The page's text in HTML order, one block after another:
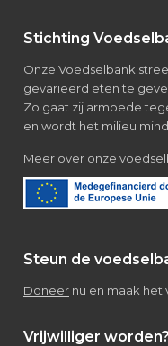
Footer
Stichting
Onze Voedselbank
gevarieerd eten te
Zo gaat zij armoede
en wordt het milieu
Meer over onze
Steun de
Doneer nu en maak het
Vrijwilliger worden?